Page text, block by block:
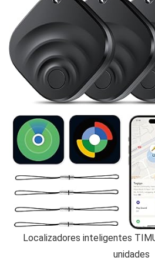
Localizadores inteligentes
unidades